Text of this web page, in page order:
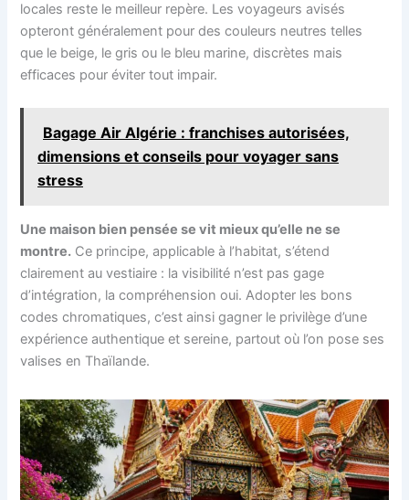
locales reste le meilleur repère. Les voyageurs avisés
opteront généralement pour des couleurs neutres telles
que le beige, le gris ou le bleu marine, discrètes mais
efficaces pour éviter tout impair.
Bagage Air Algérie : franchises autorisées,
dimensions et conseils pour voyager sans
stress
Une maison bien pensée se vit mieux qu’elle ne se
montre. Ce principe, applicable à l’habitat, s’étend
clairement au vestiaire : la visibilité n’est pas gage
d’intégration, la compréhension oui. Adopter les bons
codes chromatiques, c’est ainsi gagner le privilège d’une
expérience authentique et sereine, partout où l’on pose ses
valises en Thaïlande.